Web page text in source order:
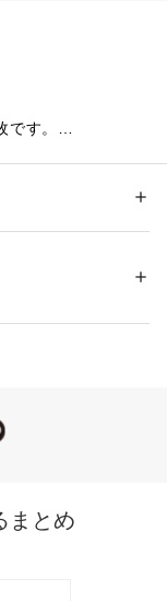
す。
す。
め
リエステル44％ ナイ